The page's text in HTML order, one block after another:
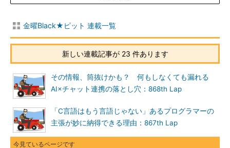
金曜Black★ピット 連載一覧
新しい連載記事が 23 件あります
その情報、筒抜けかも？ 何もしなくても漏れる
AI×チャット連携の落とし穴：868th Lap
「C言語はもう言語じゃない」あるプログラマーの
主張が妙に納得できる理由：867th Lap